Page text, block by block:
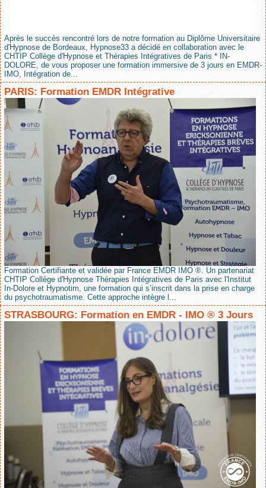
Après le succès rencontré lors de notre formation au Diplôme Universitaire
d'Hypnose de Bordeaux, Hypnose33 a décidé en collaboration avec le
CHTIP Collège d'Hypnose et Thérapies Intégratives de Paris * IN-
DOLORE, de vous proposer une formation immersive de 3 jours en EMDR-
IMO, Intégration de...
PARIS: Formation EMDR Intégrative
Formation Certifiante et validée par France EMDR IMO ®. Un partenariat
CHTIP Collège d'Hypnose Thérapies Intégratives de Paris avec l'Institut
In-Dolore et Hypnotim, une formation qui s’inscrit dans la prise en charge
du psychotraumatisme. Cette approche intègre l...
STRASBOURG: Formation en EMDR - IMO ® 3 Jours